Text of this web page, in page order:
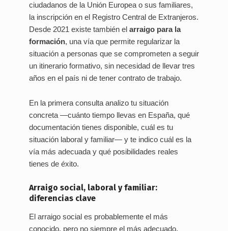
ciudadanos de la Unión Europea o sus familiares,
la inscripción en el Registro Central de Extranjeros.
Desde 2021 existe también el arraigo para la
formación, una vía que permite regularizar la
situación a personas que se comprometen a seguir
un itinerario formativo, sin necesidad de llevar tres
años en el país ni de tener contrato de trabajo.
En la primera consulta analizo tu situación
concreta —cuánto tiempo llevas en España, qué
documentación tienes disponible, cuál es tu
situación laboral y familiar— y te indico cuál es la
vía más adecuada y qué posibilidades reales
tienes de éxito.
Arraigo social, laboral y familiar:
diferencias clave
El arraigo social es probablemente el más
conocido, pero no siempre el más adecuado.